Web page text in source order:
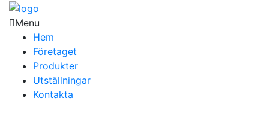
Menu
Hem
Företaget
Produkter
Utställningar
Kontakta